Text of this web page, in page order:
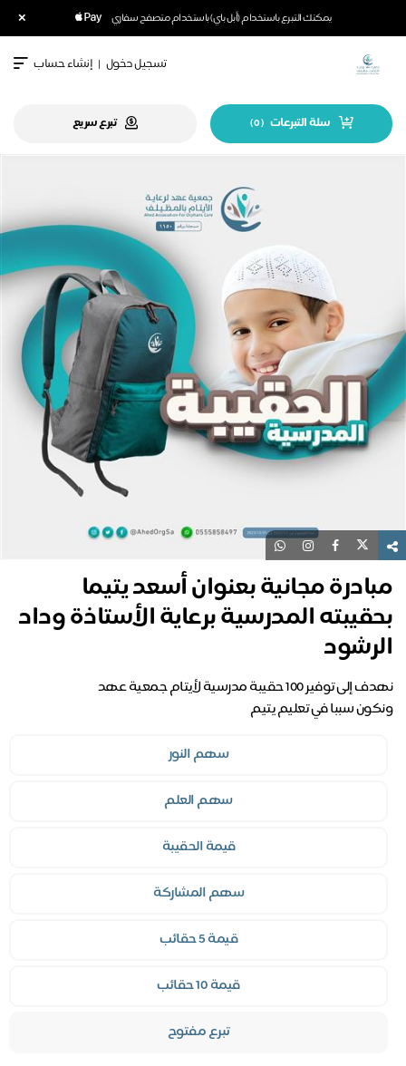
يمكنك التبرع باستخدام (أبل باي) باستخدام متصفح سفاري ×
تسجيل دخول | إنشاء حساب
سلة التبرعات (
0
) تبرع سريع
مبادرة مجانية بعنوان أسعد يتيما
بحقيبته المدرسية برعاية الأستاذة وداد
الرشود
ونكون سببا في تعليم يتيم
سهم النور
سهم العلم
قيمة الحقيبة
سهم المشاركة
قيمة 5 حقائب
قيمة 10 حقائب
تبرع مفتوح